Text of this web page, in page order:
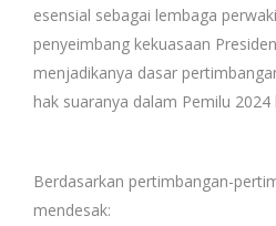
esensial sebagai lembaga
penyeimbang kekuasaan
menjadikanya dasar
hak suaranya dalam Pemilu 2024
Berdasarkan pertimbangan-
mendesak: